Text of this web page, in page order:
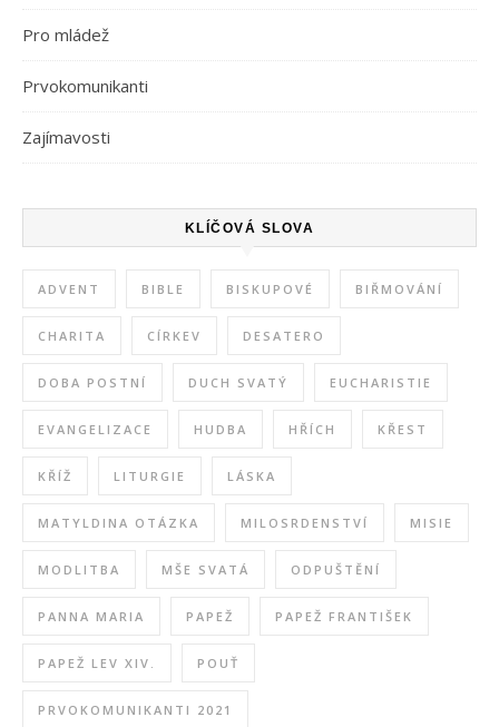
Pro mládež
Prvokomunikanti
Zajímavosti
KLÍČOVÁ SLOVA
ADVENT BIBLE BISKUPOVÉ BIŘMOVÁNÍ
CHARITA CÍRKEV DESATERO
DOBA POSTNÍ DUCH SVATÝ EUCHARISTIE
EVANGELIZACE HUDBA HŘÍCH KŘEST
KŘÍŽ LITURGIE LÁSKA
MATYLDINA OTÁZKA MILOSRDENSTVÍ MISIE
MODLITBA MŠE SVATÁ ODPUŠTĚNÍ
PANNA MARIA PAPEŽ PAPEŽ FRANTIŠEK
PAPEŽ LEV XIV. POUŤ
PRVOKOMUNIKANTI 2021